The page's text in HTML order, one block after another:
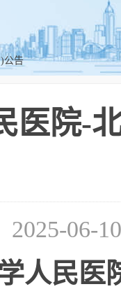
公告
医院-
2025-06-
人民医